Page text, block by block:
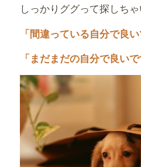
しっかりググって探しち
「間違っている自分で良い
「まだまだの自分で良いで